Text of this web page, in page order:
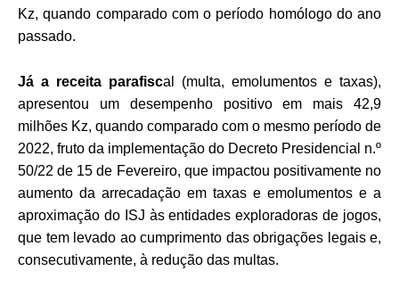
Kz, quando comparado com o período homólogo do ano
passado.
Já a receita parafiscal (multa, emolumentos e taxas),
apresentou um desempenho positivo em mais 42,9
milhões Kz, quando comparado com o mesmo período de
2022, fruto da implementação do Decreto Presidencial n.º
50/22 de 15 de Fevereiro, que impactou positivamente no
aumento da arrecadação em taxas e emolumentos e a
aproximação do ISJ às entidades exploradoras de jogos,
que tem levado ao cumprimento das obrigações legais e,
consecutivamente, à redução das multas.